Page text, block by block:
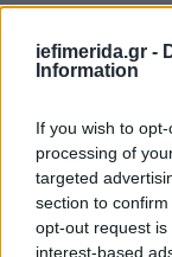
iefimerida.gr -
Information
If you wish to
processing of
targeted
section to
opt-out request
interest-based